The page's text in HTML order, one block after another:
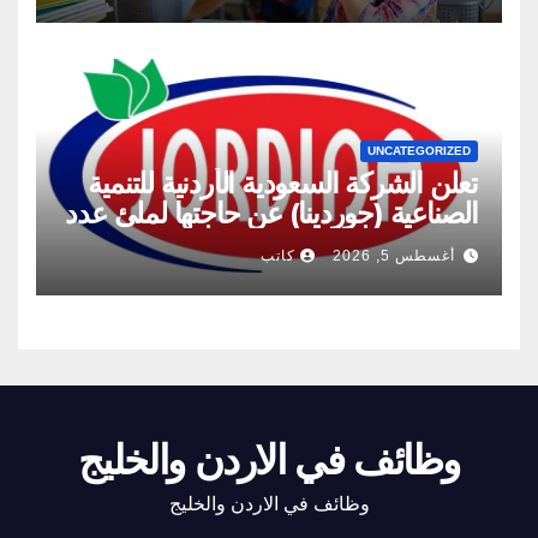
UNCATEGORIZED
تعلن الشركة السعودية الأردنية للتنمية
الصناعية (جوردينا) عن حاجتها لملئ عدد
من الشواغر
أغسطس 5, 2026 كاتب
وظائف في الاردن والخليج
وظائف في الاردن والخليج